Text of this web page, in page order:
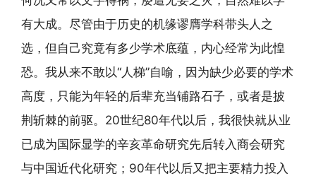
有大成。尽管由于历史的机缘谬膺学科带头人之
选，但自己究竟有多少学术底蕴，内心经常为此惶
恐。我从来不敢以“人梯”自喻，因为缺少必要的学术
高度，只能为年轻的后辈充当铺路石子，或者是披
荆斩棘的前驱。20世纪80年代以后，我很快就从业
已成为国际显学的辛亥革命研究先后转入商会研究
与中国近代化研究；90年代以后又把主要精力投入